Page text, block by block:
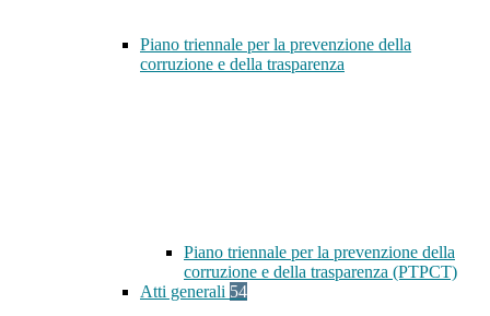
Piano triennale per la prevenzione della
corruzione e della trasparenza
Piano triennale per la prevenzione della
corruzione e della trasparenza (PTPCT)
Atti generali 54